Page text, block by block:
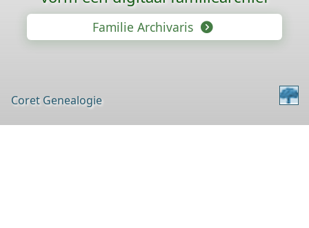
Familie Archivaris
Coret Genealogie